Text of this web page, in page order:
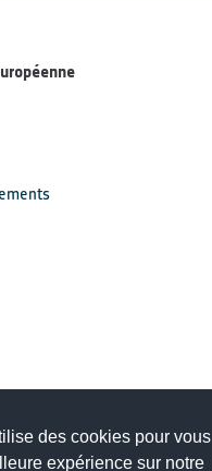
des cookies pour vous
expérience sur notre